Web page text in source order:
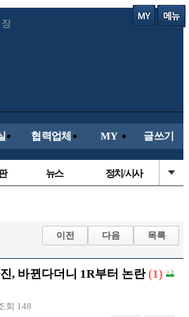
협력업체 MY 글쓰기
뉴스 정치/시사
해외축구
국내축구
이전 다음 목록
, 바뀐다더니 1R부터 논란 (1)
회 148